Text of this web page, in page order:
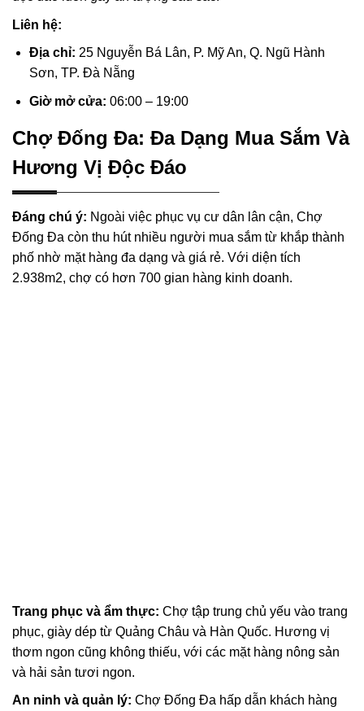
Liên hệ:
Địa chỉ: 25 Nguyễn Bá Lân, P. Mỹ An, Q. Ngũ Hành
Sơn, TP. Đà Nẵng
Giờ mở cửa: 06:00 – 19:00
Chợ Đống Đa: Đa Dạng Mua Sắm Và
Hương Vị Độc Đáo
Đáng chú ý: Ngoài việc phục vụ cư dân lân cận, Chợ
Đống Đa còn thu hút nhiều người mua sắm từ khắp thành
phố nhờ mặt hàng đa dạng và giá rẻ. Với diện tích
2.938m2, chợ có hơn 700 gian hàng kinh doanh.
Trang phục và ẩm thực: Chợ tập trung chủ yếu vào trang
phục, giày dép từ Quảng Châu và Hàn Quốc. Hương vị
thơm ngon cũng không thiếu, với các mặt hàng nông sản
và hải sản tươi ngon.
An ninh và quản lý: Chợ Đống Đa hấp dẫn khách hàng